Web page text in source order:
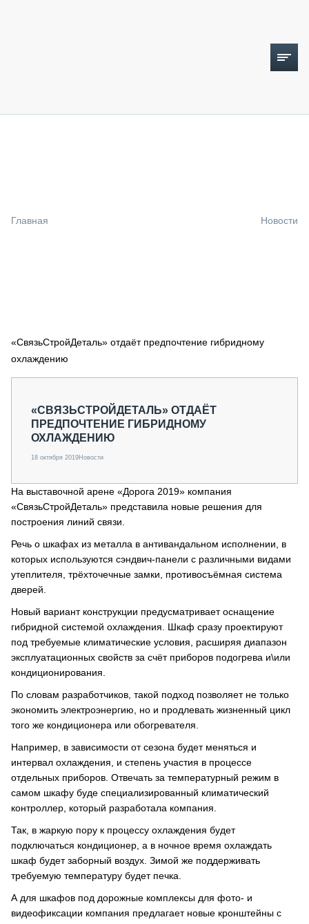
СПЕЦПРОЕКТЫ
МЕРОПРИЯТИЯ
СТАТЬИ ПО КАТЕГОРИЯМ ТЕХНИКИ
Главная Новости
«СвязьСтройДеталь» отдаёт предпочтение гибридному
охлаждению
«СВЯЗЬСТРОЙДЕТАЛЬ» ОТДАЁТ
ПРЕДПОЧТЕНИЕ ГИБРИДНОМУ
ОХЛАЖДЕНИЮ
18 октября 2019Новости
На выставочной арене «Дорога 2019» компания
«СвязьСтройДеталь» представила новые решения для
построения линий связи.
Речь о шкафах из металла в антивандальном исполнении, в
которых используются сэндвич-панели с различными видами
утеплителя, трёхточечные замки, противосъёмная система
дверей.
Новый вариант конструкции предусматривает оснащение
гибридной системой охлаждения. Шкаф сразу проектируют
под требуемые климатические условия, расширяя диапазон
эксплуатационных свойств за счёт приборов подогрева и\или
кондиционирования.
По словам разработчиков, такой подход позволяет не только
экономить электроэнергию, но и продлевать жизненный цикл
того же кондиционера или обогревателя.
Например, в зависимости от сезона будет меняться и
интервал охлаждения, и степень участия в процессе
отдельных приборов. Отвечать за температурный режим в
самом шкафу буде специализированный климатический
контроллер, который разработала компания.
Так, в жаркую пору к процессу охлаждения будет
подключаться кондиционер, а в ночное время охлаждать
шкаф будет заборный воздух. Зимой же поддерживать
требуемую температуру будет печка.
А для шкафов под дорожные комплексы для фото- и
видеофиксации компания предлагает новые кронштейны с